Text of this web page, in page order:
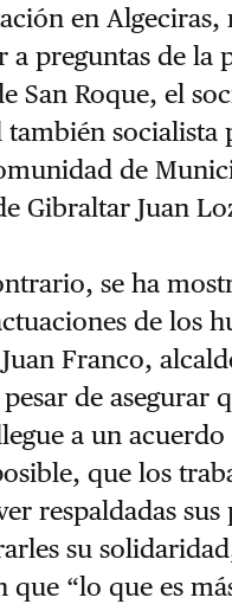
en Algeciras,
a preguntas de la
San Roque, el
socialista
de
Gibraltar Juan
se ha
de los
Franco,
de asegurar
a un
que los
respaldadas sus
su
que “lo que es